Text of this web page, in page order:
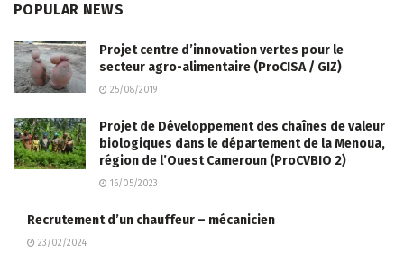
POPULAR NEWS
Projet centre d’innovation vertes pour le
secteur agro-alimentaire (ProCISA / GIZ)
25/08/2019
Projet de Développement des chaînes de valeur
biologiques dans le département de la Menoua,
région de l’Ouest Cameroun (ProCVBIO 2)
16/05/2023
Recrutement d’un chauffeur – mécanicien
23/02/2024